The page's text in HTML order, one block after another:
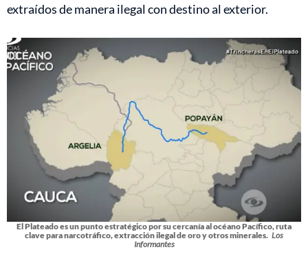
extraídos de manera ilegal con destino al exterior.
El Plateado es un punto estratégico por su cercanía al océano Pacífico, ruta
clave para narcotráfico, extracción ilegal de oro y otros minerales. Los
Informantes